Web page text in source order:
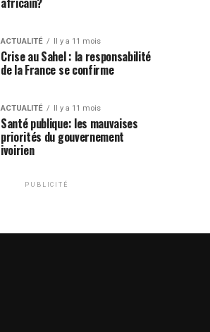
ACTUALITÉ Il y a 11 mois
Crise au Sahel : la responsabilité
de la France se confirme
ACTUALITÉ Il y a 11 mois
Santé publique: les mauvaises
priorités du gouvernement
ivoirien
PUBLICITÉ